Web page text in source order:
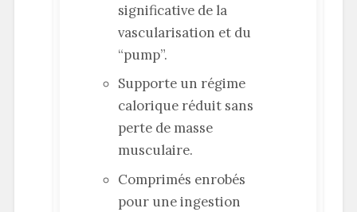
significative de la
vascularisation et du
“pump”.
Supporte un régime
calorique réduit sans
perte de masse
musculaire.
Comprimés enrobés
pour une ingestion